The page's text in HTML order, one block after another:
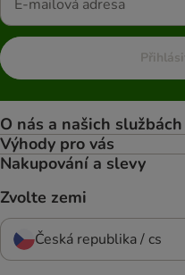
O nás a našich službách
Výhody pro vás
Nakupování a slevy
Zvolte zemi
Česká republika / cs